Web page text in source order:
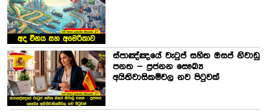
ස්පාඤ්ඤයේ වැටුප් සහිත ඔසප් නිවාඩු
පනත – ප්‍රජනන සෞඛ්‍ය
අයිතිවාසිකම්වල නව පිටුවක්